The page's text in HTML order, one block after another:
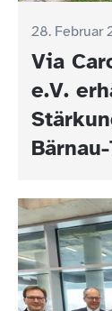
28. Februar
Via
e.V.